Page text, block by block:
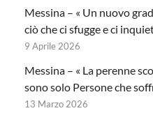
Messina – « Un nuovo
ciò che ci sfugge e ci
9 Aprile 2026
Messina – « La perenne
sono solo Persone che
13 Marzo 2026